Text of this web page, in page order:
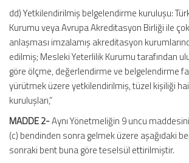
dd) Yetkilendirilmiş belgelendirme kuruluşu:
Kurumu veya Avrupa Akreditasyon Birliği ile
anlaşması imzalamış akreditasyon
edilmiş; Mesleki Yeterlilik Kurumu tarafından
göre ölçme, değerlendirme ve belgelendirme
yürütmek üzere yetkilendirilmiş, tüzel kişiliği
kuruluşları,”
MADDE 2-Aynı Yönetmeliğin 9 uncu
(c) bendinden sonra gelmek üzere aşağıdaki
sonraki bent buna göre teselsül ettirilmiştir.